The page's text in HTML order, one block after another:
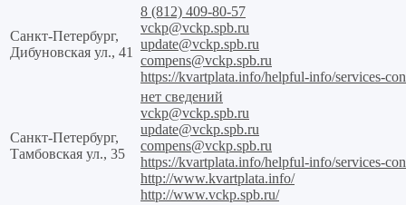
Санкт-Петербург,
Дибуновская ул., 41
8 (812) 409-80-57
vckp@vckp.spb.ru
update@vckp.spb.ru
compens@vckp.spb.ru
https://kvartplata.info/helpful-info/services-
Санкт-Петербург,
Тамбовская ул., 35
нет сведений
vckp@vckp.spb.ru
update@vckp.spb.ru
compens@vckp.spb.ru
https://kvartplata.info/helpful-info/services-
http://www.kvartplata.info/
http://www.vckp.spb.ru/